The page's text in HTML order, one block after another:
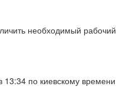
необходимый рабочий
по киевскому времени